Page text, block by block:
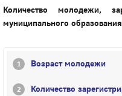
Глава
КСО
Количество молодежи,
муниципального
Возраст молодежи
Количество